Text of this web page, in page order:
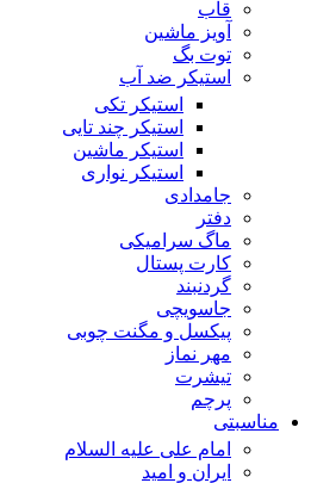
قاب
آویز ماشین
توت بگ
استیکر ضد آب
استیکر تکی
استیکر چند تایی
استیکر ماشین
استیکر نواری
جامدادی
دفتر
ماگ سرامیکی
کارت پستال
گردنبند
جاسویچی
پیکسل و مگنت چوبی
مهر نماز
تیشرت
پرچم
مناسبتی
امام علی علیه السلام
ایران و امید